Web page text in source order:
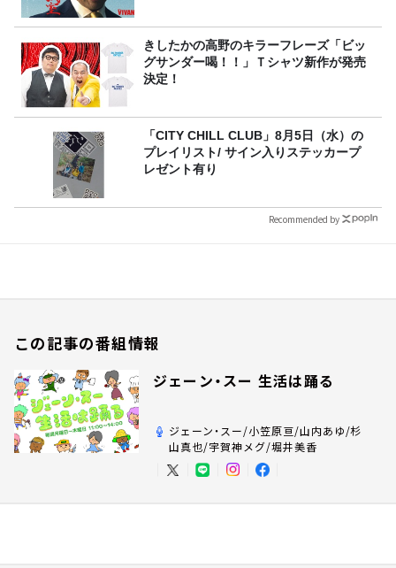
きしたかの高野のキラーフレーズ「ビッ
グサンダー喝！！」Ｔシャツ新作が発売
決定！
「CITY CHILL CLUB」8月5日（水）の
プレイリスト/ サイン入りステッカープ
レゼント有り
Recommended by
この記事の番組情報
ジェーン・スー 生活は踊る
ジェーン・スー/小笠原亘/山内あゆ/杉
山真也/宇賀神メグ/堀井美香